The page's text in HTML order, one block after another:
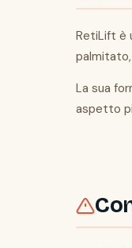
RetiLift è
La sua
aspetto